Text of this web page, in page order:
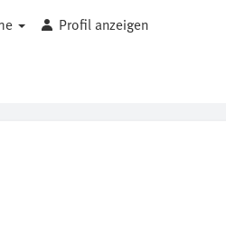
Profil anzeigen